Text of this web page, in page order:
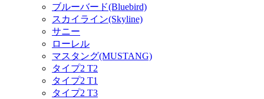
ブルーバード(Bluebird)
スカイライン(Skyline)
サニー
ローレル
マスタング(MUSTANG)
タイプ2 T2
タイプ2 T1
タイプ2 T3